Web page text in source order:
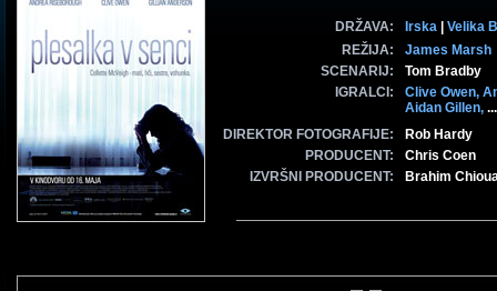
DRŽAVA: Irska
Velika
REŽIJA:
James Marsh
SCENARIJ:
Tom Bradby
IGRALCI:
Clive Owen,
Aidan Gillen, ...
DIREKTOR FOTOGRAFIJE:
Rob Hardy
PRODUCENT:
Chris Coen
IZVRŠNI PRODUCENT:
Brahim